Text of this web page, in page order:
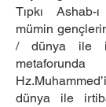
Tıpkı
mümin
/ dünya ile
dünya ile